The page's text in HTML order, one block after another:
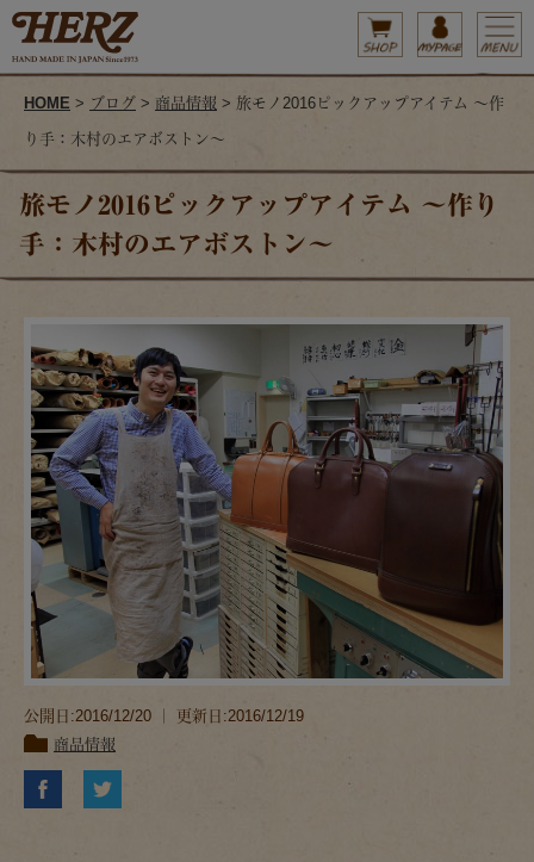
HOME > ブログ > 商品情報 > 旅モノ2016ピックアップアイテム ～作
り手：木村のエアボストン～
旅モノ2016ピックアップアイテム ～作り
手：木村のエアボストン～
公開日:2016/12/20 ｜ 更新日:2016/12/19
商品情報